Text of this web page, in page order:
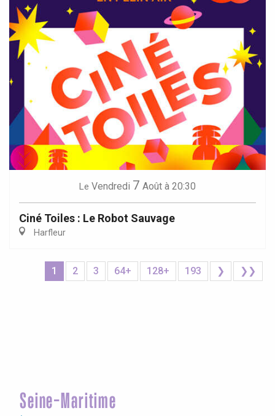
Le Vendredi 7 Août à 20:30
Ciné Toiles : Le Robot Sauvage
Harfleur
1 2 3 64+ 128+ 193 ❯ ❯❯
Seine-Maritime